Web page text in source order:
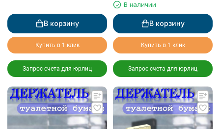
В корзину
Купить в 1 клик
Запрос счета для юрлиц
В наличии
В корзину
Купить в 1 клик
Запрос счета для юрлиц